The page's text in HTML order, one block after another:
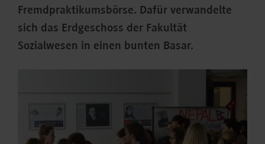
Fremdpraktikumsbörse. Dafür verwandelte
sich das Erdgeschoss der Fakultät
Sozialwesen in einen bunten Basar.